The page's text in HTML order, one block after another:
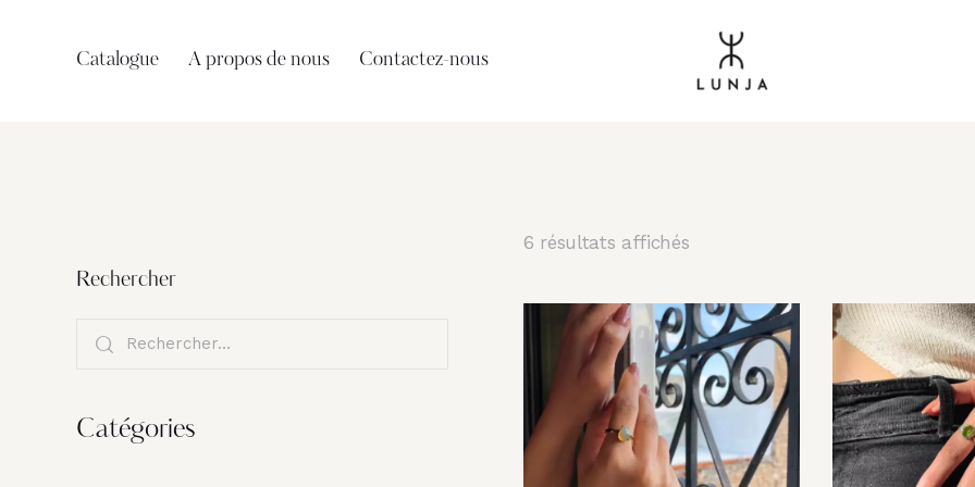
Catalogue A propos de nous Contactez-nous
6 résultats affichés
Rechercher
Catégories